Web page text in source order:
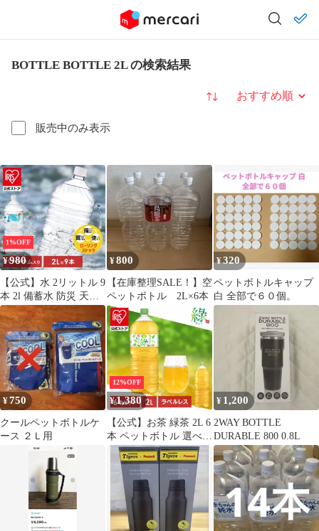
BOTTLE BOTTLE 2L の検索結果
販売中のみ表示
並び替え
1%OFF
¥980
【公式】水 2リットル 9
本 2l 備蓄水 防災 天然
水 アイリスオーヤマ 水
2l ミネラルウォーター
富士山の天然水 備蓄 防
災 バナジウム入り
¥800
【在庫整理SALE！】空
ペットボトル 2L×6本
¥320
ペットボトルキャップ
白 全部で６０個。
¥750
クールペットボトルケ
ース ２Ｌ用
12%OFF
¥1,380
【公式】お茶 緑茶 2L 6
本 ペットボトル 選べる
ラベルレス ケース 箱
まとめ買い 箱買い すっ
きり 甘み 食事 朝 アイ
リスオーヤマ アイリス
フーズ 緑 *
¥ 1,200
2WAY BOTTLE
DURABLE 800 0.8L